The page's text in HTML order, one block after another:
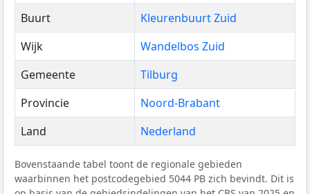
Buurt
Kleurenbuurt Zuid
Wijk
Wandelbos Zuid
Gemeente
Tilburg
Provincie
Noord-Brabant
Land
Nederland
Bovenstaande tabel toont de regionale gebieden
waarbinnen het postcodegebied 5044 PB zich bevindt. Dit is